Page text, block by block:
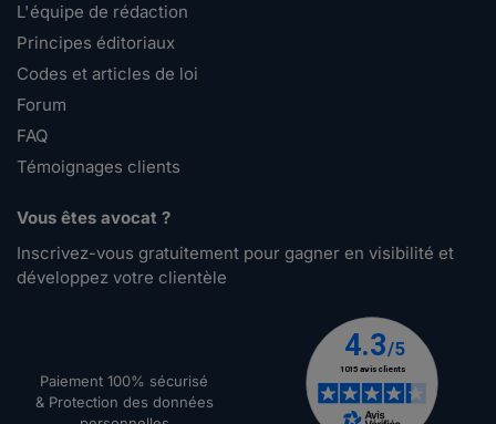
L'équipe de rédaction
Principes éditoriaux
Codes et articles de loi
Forum
FAQ
Témoignages clients
Vous êtes avocat ?
Inscrivez-vous gratuitement pour gagner en visibilité et
développez votre clientèle
Paiement 100% sécurisé
& Protection des données